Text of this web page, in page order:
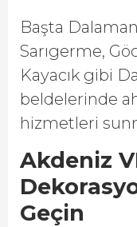
Başta
Sarıgerme,
Kayacık gibi
beldelerinde
hizmetleri
Akdeniz
Geçin